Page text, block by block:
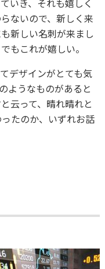
いき、それも嬉しく
ないので、新しく来
新しい名刺が来まし
もこれが嬉しい。
デザインがとても気
ようなものがあると
云って、晴れ晴れと
たのか、いずれお話